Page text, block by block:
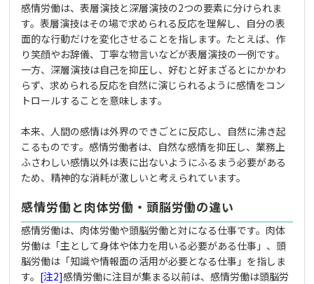
感情労働は、表層演技と深層演技の2つの要素に分けられま
す。表層演技はその場で求められる反応を理解し、自分の表
面的な行動だけを変化させることを指します。たとえば、作
り笑顔やお辞儀、丁寧な物言いなどが表層演技の一例です。
一方、深層演技は自己を抑圧し、好むと好まざるとにかかわ
らず、求められる反応を自然に演じられるように感情をコン
トロールすることを意味します。
本来、人間の感情は外界のできごとに反応し、自然に沸き起
こるものです。感情労働者は、自然な感情を抑圧し、業務上
ふさわしい感情以外は表に出ないようにふるまう必要がある
ため、精神的な消耗が激しいと考えられています。
感情労働と肉体労働・頭脳労働の違い
感情労働は、肉体労働や頭脳労働と対になる仕事です。肉体
労働は「主として身体や体力を用いる必要がある仕事」、頭
脳労働は「知識や情報面の活用が必要となる仕事」を指しま
す。 [注2]感情労働に注目が集まる以前は、感情労働は頭脳労